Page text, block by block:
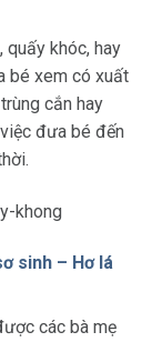
quấy khóc, hay
bé xem có xuất
cắn hay
đưa bé đến
sinh – Hơ lá
các bà mẹ